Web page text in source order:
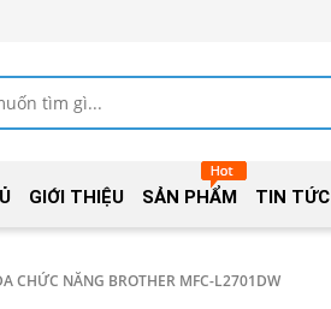
GIỚI THIỆU SẢN PHẨM TIN TỨC
CHỨC NĂNG BROTHER MFC-L2701DW